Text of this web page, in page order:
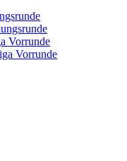
Vorrunde
Vorrunde